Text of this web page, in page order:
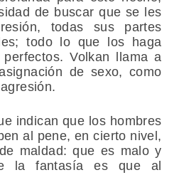
de buscar que se les
todas sus partes
todo lo que los haga
Volkan llama a
de sexo, como
indican que los hombres
al pene, en cierto nivel,
maldad: que es malo y
la fantasía es que al